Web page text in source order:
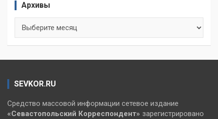
Архивы
SEVKOR.RU
Средство массовой информации сетевое издание
«Севастопольский Корреспондент» зарегистрировано